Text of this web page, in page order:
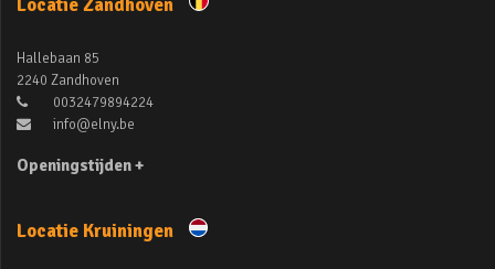
Hallebaan 85
2240 Zandhoven
0032479894224
info@elny.be
Openingstijden +
Locatie Kruiningen